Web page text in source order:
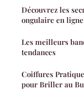
Découvrez les
ongulaire en ligne
Les meilleurs
tendances
Coiffures
pour Briller au